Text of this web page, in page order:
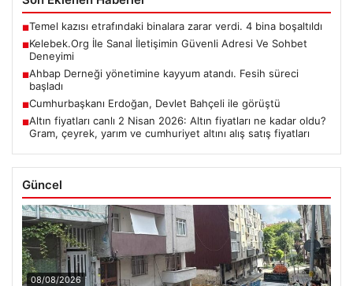
■Temel kazısı etrafındaki binalara zarar verdi. 4 bina boşaltıldı
■Kelebek.Org İle Sanal İletişimin Güvenli Adresi Ve Sohbet
Deneyimi
■Ahbap Derneği yönetimine kayyum atandı. Fesih süreci
başladı
■Cumhurbaşkanı Erdoğan, Devlet Bahçeli ile görüştü
■Altın fiyatları canlı 2 Nisan 2026: Altın fiyatları ne kadar oldu?
Gram, çeyrek, yarım ve cumhuriyet altını alış satış fiyatları
Güncel
08/08/2026